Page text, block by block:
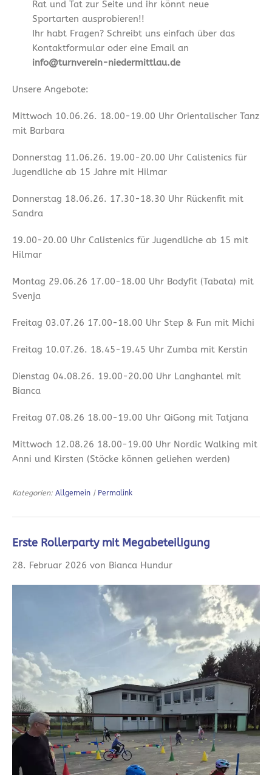
Rat und Tat zur Seite und ihr könnt neue
Sportarten ausprobieren!!
Ihr habt Fragen? Schreibt uns einfach über das
Kontaktformular oder eine Email an
info@turnverein-niedermittlau.de
Unsere Angebote:
Mittwoch 10.06.26. 18.00-19.00 Uhr Orientalischer Tanz
mit Barbara
Donnerstag 11.06.26. 19.00-20.00 Uhr Calistenics für
Jugendliche ab 15 Jahre mit Hilmar
Donnerstag 18.06.26. 17.30-18.30 Uhr Rückenfit mit
Sandra
19.00-20.00 Uhr Calistenics für Jugendliche ab 15 mit
Hilmar
Montag 29.06.26 17.00-18.00 Uhr Bodyfit (Tabata) mit
Svenja
Freitag 03.07.26 17.00-18.00 Uhr Step & Fun mit Michi
Freitag 10.07.26. 18.45-19.45 Uhr Zumba mit Kerstin
Dienstag 04.08.26. 19.00-20.00 Uhr Langhantel mit
Bianca
Freitag 07.08.26 18.00-19.00 Uhr QiGong mit Tatjana
Mittwoch 12.08.26 18.00-19.00 Uhr Nordic Walking mit
Anni und Kirsten (Stöcke können geliehen werden)
Kategorien: Allgemein | Permalink
Erste Rollerparty mit Megabeteiligung
28. Februar 2026 von Bianca Hundur